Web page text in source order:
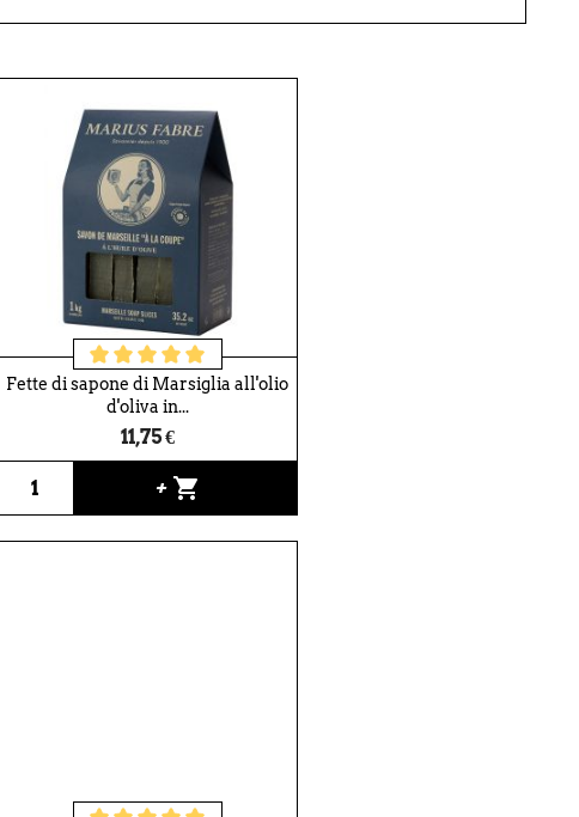
Fette di sapone di Marsiglia all'olio
d'oliva in...
11,75 €
+ shopping_cart